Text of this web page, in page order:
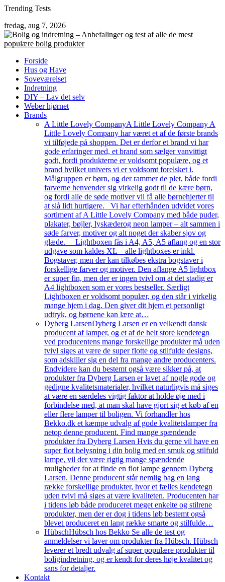
Skip
content
Trending Tests
fredag, aug 7, 2026
Forside
Hus og Have
Soveværelset
Indretning
DIY – Lav det selv
Weber hjørnet
Brands
A Little Lovely CompanyA Little Lovely Company A
Little Lovely Company har været et af de første brands
vi tilføjede på shoppen. Det er derfor et brand vi har
gode erfaringer med, et brand som sælger vanvittigt
godt, fordi produkterne er voldsomt populære, og et
brand hvilket univers vi er voldsomt forelsket i.
Målgruppen er børn, og der rammer de plet, både fordi
farverne henvender sig virkelig godt til de kære børn,
og fordi alle de søde motiver vil få alle børnehjerter til
at slå lidt hurtigere. Vi har efterhånden udvidet vores
sortiment af A Little Lovely Company med både puder,
plakater, bøjler, lyskæderog neon lamper – alt sammen i
søde farver, motiver og alt noget der skaber sjov og
glæde. Lightboxen fås i A4, A5, A5 aflang og en stor
udgave som kaldes XL – alle lightboxes er inkl.
Bogstaver, men der kan tilkøbes ekstra bogstaver i
forskellige farver og motiver. Den aflange A5 lightbox
er super fin, men der er ingen tvivl om at det stadig er
A4 lightboxen som er vores bestseller. Særligt
Lightboxen er voldsomt populær, og den står i virkelig
mange hjem i dag. Den giver dit hjem et personligt
udtryk, og børnene kan lære at…
Dyberg LarsenDyberg Larsen er en velkendt dansk
producent af lamper, og et af de helt store kendetegn
ved producentens mange forskellige produkter må uden
tvivl siges at være de super flotte og stilfulde designs,
som adskiller sig en del fra mange andre producenters.
Endvidere kan du bestemt også være sikker på, at
produkter fra Dyberg Larsen er lavet af nogle gode og
gedigne kvalitetsmaterialer, hvilket naturligvis må siges
at være en særdeles vigtig faktor at holde øje med i
forbindelse med, at man skal have gjort sig et køb af en
eller flere lamper til boligen. Vi forhandler hos
Bekko.dk et kæmpe udvalg af gode kvalitetslamper fra
netop denne producent. Find mange spændende
produkter fra Dyberg Larsen Hvis du gerne vil have en
super flot belysning i din bolig med en smuk og stilfuld
lampe, vil der være rigtig mange spændende
muligheder for at finde en flot lampe gennem Dyberg
Larsen. Denne producent står nemlig bag en lang
række forskellige produkter, hvor et fælles kendetegn
uden tvivl må siges at være kvaliteten. Producenten har
i tidens løb både produceret meget enkelte og stilrene
produkter, men der er dog i tidens løb bestemt også
blevet produceret en lang række smarte og stilfulde…
HübschHübsch hos Bekko Se alle de test og
anmeldelser vi laver om produkter fra Hübsch. Hübsch
leverer et bredt udvalg af super populære produkter til
boligindretning, og er kendt for deres høje kvalitet og
sans for detaljer.
Kontakt